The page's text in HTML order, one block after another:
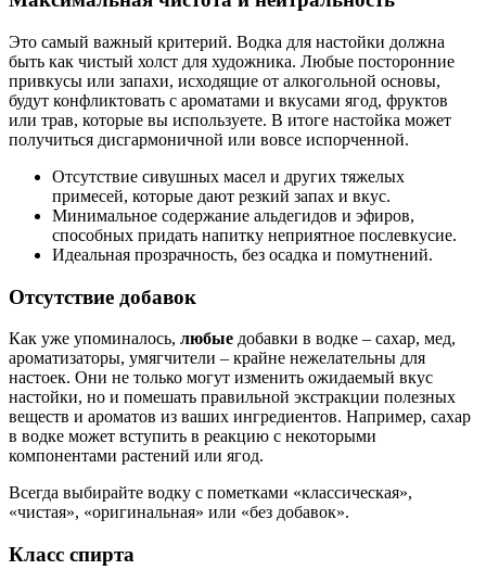
Это самый важный критерий. Водка для настойки должна
быть как чистый холст для художника. Любые посторонние
привкусы или запахи, исходящие от алкогольной основы,
будут конфликтовать с ароматами и вкусами ягод, фруктов
или трав, которые вы используете. В итоге настойка может
получиться дисгармоничной или вовсе испорченной.
Отсутствие сивушных масел и других тяжелых
примесей, которые дают резкий запах и вкус.
Минимальное содержание альдегидов и эфиров,
способных придать напитку неприятное послевкусие.
Идеальная прозрачность, без осадка и помутнений.
Отсутствие добавок
Как уже упоминалось, любые добавки в водке – сахар, мед,
ароматизаторы, умягчители – крайне нежелательны для
настоек. Они не только могут изменить ожидаемый вкус
настойки, но и помешать правильной экстракции полезных
веществ и ароматов из ваших ингредиентов. Например, сахар
в водке может вступить в реакцию с некоторыми
компонентами растений или ягод.
Всегда выбирайте водку с пометками «классическая»,
«чистая», «оригинальная» или «без добавок».
Класс спирта